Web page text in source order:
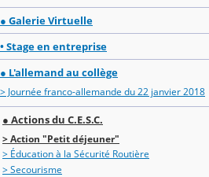
● Galerie Virtuelle
• Stage en entreprise
● L'allemand au collège
> Journée franco-allemande du 22 janvier 2018
● Actions du C.E.S.C.
> Action "Petit déjeuner"
> Éducation à la Sécurité Routière
> Secourisme